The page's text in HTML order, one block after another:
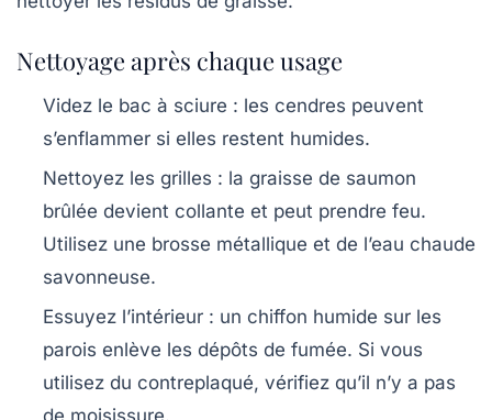
Nettoyage après chaque usage
Videz le bac à sciure : les cendres peuvent
s’enflammer si elles restent humides.
Nettoyez les grilles : la graisse de saumon
brûlée devient collante et peut prendre feu.
Utilisez une brosse métallique et de l’eau chaude
savonneuse.
Essuyez l’intérieur : un chiffon humide sur les
parois enlève les dépôts de fumée. Si vous
utilisez du contreplaqué, vérifiez qu’il n’y a pas